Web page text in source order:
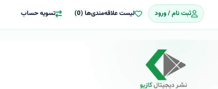
ثبت نام / ورود لیست علاقه‌مندی‌ها (0) تسویه حساب